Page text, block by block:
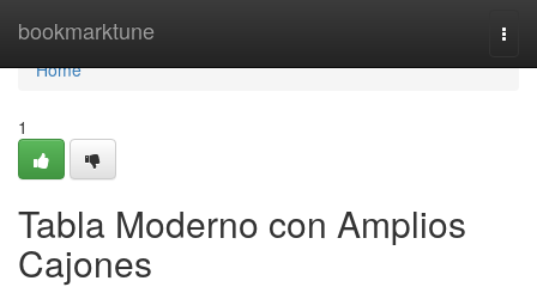
bookmarktune
Home
Home
1
Tabla Moderno con Amplios
Cajones